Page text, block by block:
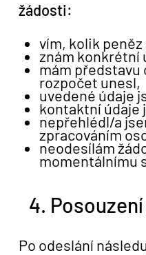
žádosti:
vím, kolik
znám konkrétní
mám představu
rozpočet unesl,
uvedené údaje
kontaktní údaje
nepřehlédl/a
zpracováním
neodesílám
momentálnímu
4.
Po odeslání